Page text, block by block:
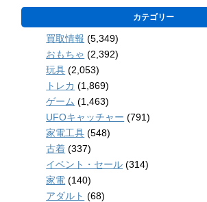
カテゴリー
買取情報 (5,349)
おもちゃ (2,392)
玩具 (2,053)
トレカ (1,869)
ゲーム (1,463)
UFOキャッチャー (791)
家電工具 (548)
古着 (337)
イベント・セール (314)
家電 (140)
アダルト (68)